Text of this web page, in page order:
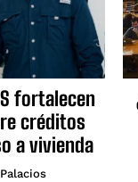
fortalecen
créditos
a vivienda